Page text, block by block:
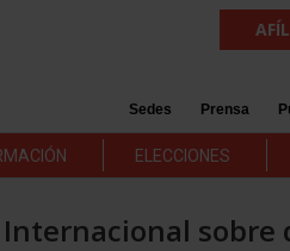
Sedes Prensa
ELECCIONES
sobre